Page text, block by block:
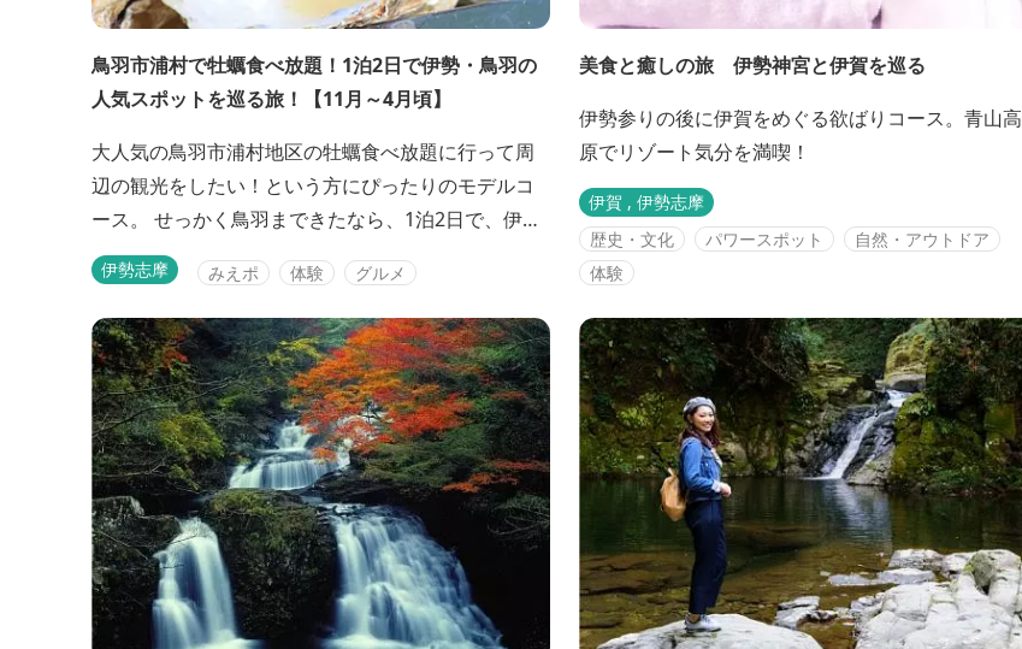
鳥羽市浦村で牡蠣食べ放題！1泊2日で伊勢・鳥羽の
人気スポットを巡る旅！【11月～4月頃】
大人気の鳥羽市浦村地区の牡蠣食べ放題に行って周
辺の観光をしたい！という方にぴったりのモデルコ
ース。 せっかく鳥羽まできたなら、1泊2日で、伊勢
神宮や、伊勢志摩サミットの行われた賢島などの人
気スポットも巡りたいですよね♪定番人気スポットを
贅沢に巡るコースです！ ※浦村地区の牡蠣食べ放題
は例年11月初旬～4月下旬がシーズンです。 【ご参
考】<a href="https://www.ka...
伊勢志摩 みえポ 体験 グルメ
美食と癒しの旅 伊勢神宮と伊賀を巡る
伊勢参りの後に伊賀をめぐる欲ばりコース。青山高
原でリゾート気分を満喫！
伊賀 , 伊勢志摩
歴史・文化
パワースポット
自然・アウトドア
体験